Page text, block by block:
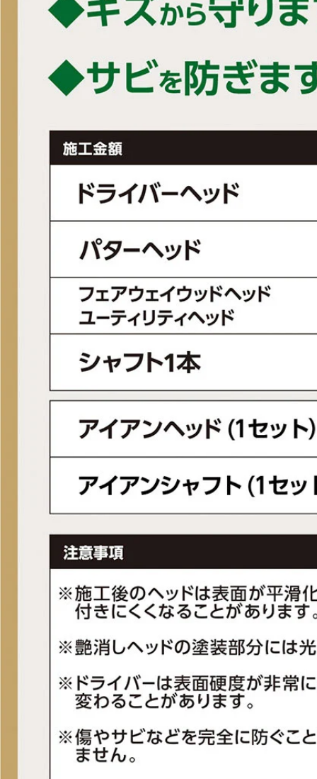
■シャフト重量(g)：65
■キックポイント：中
■総重量(g)：
#4UT(S)/365
■生産国：日本
■メーカー型番：6260610015